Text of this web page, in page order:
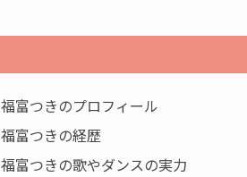
福富つきのプロフィール
福富つきの経歴
福富つきの歌やダンスの実力